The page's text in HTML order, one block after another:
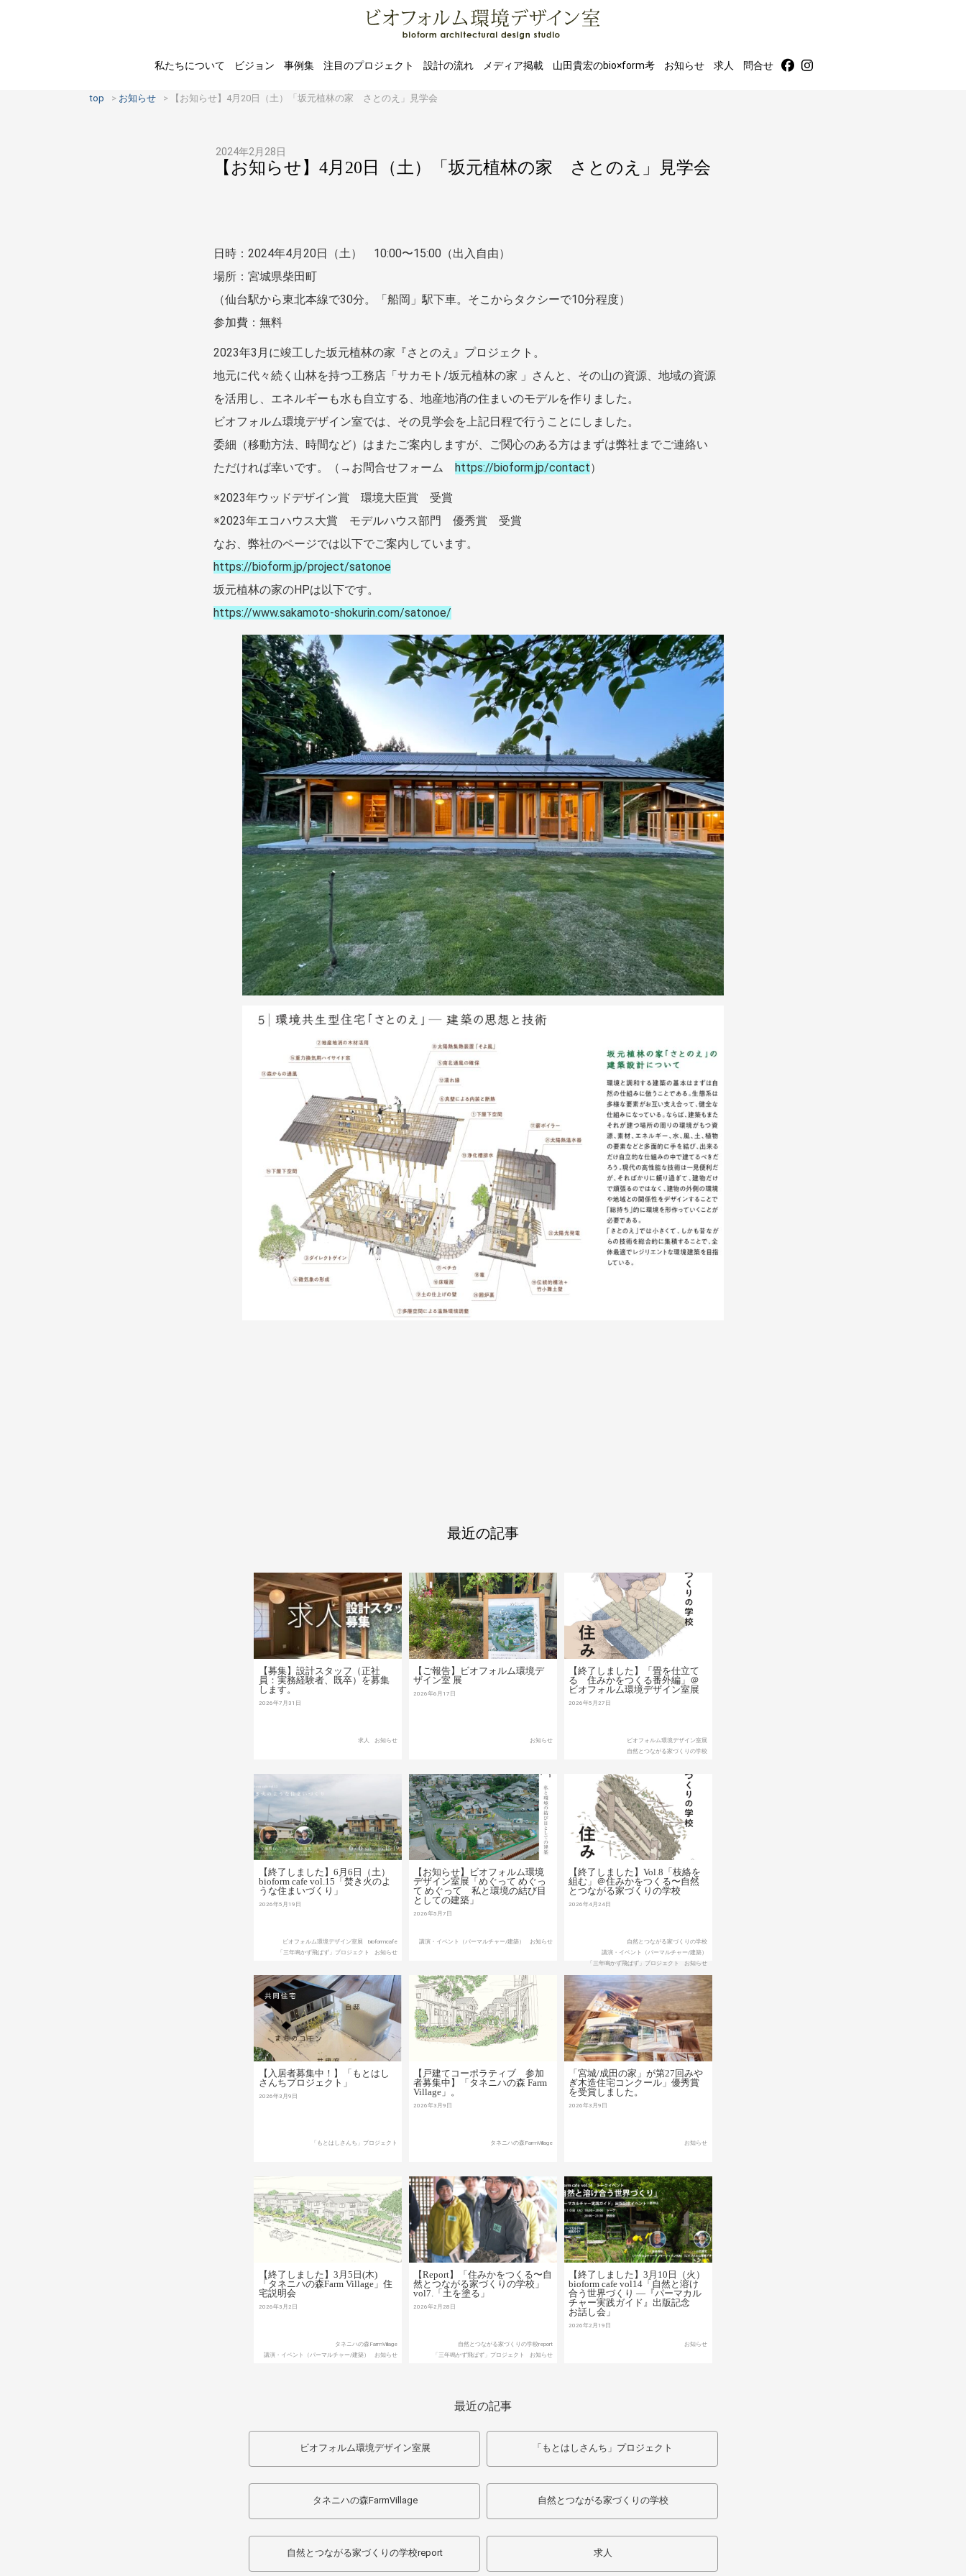
私たちについて ビジョン 事例集 注目のプロジェクト 設計の流れ メディア掲載 山田貴宏のbio×form考 お知らせ 求人 問合せ
top お知らせ 【お知らせ】4月20日（土）「坂元植林の家 さとのえ」見学会
2024年2月28日
【お知らせ】4月20日（土）「坂元植林の家 さとのえ」見学会
日時：2024年4月20日（土） 10:00〜15:00（出入自由）
場所：宮城県柴田町
（仙台駅から東北本線で30分。「船岡」駅下車。そこからタクシーで10分程度）
参加費：無料
2023年3月に竣工した坂元植林の家『さとのえ』プロジェクト。
地元に代々続く山林を持つ工務店「サカモト/坂元植林の家 」さんと、その山の資源、地域の資源
を活用し、エネルギーも水も自立する、地産地消の住まいのモデルを作りました。
ビオフォルム環境デザイン室では、その見学会を上記日程で行うことにしました。
委細（移動方法、時間など）はまたご案内しますが、ご関心のある方はまずは弊社までご連絡い
ただければ幸いです。（→お問合せフォーム https://bioform.jp/contact）
※2023年ウッドデザイン賞 環境大臣賞 受賞
※2023年エコハウス大賞 モデルハウス部門 優秀賞 受賞
なお、弊社のページでは以下でご案内しています。
https://bioform.jp/project/satonoe
坂元植林の家のHPは以下です。
https://www.sakamoto-shokurin.com/satonoe/
最近の記事
【募集】設計スタッフ（正社
員：実務経験者、既卒）を募集
します。
2026年7月31日
求人 お知らせ
【ご報告】ビオフォルム環境デ
ザイン室 展
2026年6月17日
お知らせ
【終了しました】「畳を仕立て
る 住みかをつくる番外編」＠
ビオフォルム環境デザイン室展
2026年5月27日
ビオフォルム環境デザイン室展
自然とつながる家づくりの学校
【終了しました】6月6日（土）
bioform cafe vol.15「焚き火のよ
うな住まいづくり」
2026年5月19日
ビオフォルム環境デザイン室展
bioformcafe
「三年鳴かず飛ばず」プロジェクト
お知らせ
【お知らせ】ビオフォルム環境
デザイン室展「めぐって めぐっ
て めぐって 私と環境の結び目
としての建築」
2026年5月7日
講演・イベント（パーマルチャー/建築） お知らせ
【終了しました】Vol.8「枝絡を
組む」＠住みかをつくる〜自然
とつながる家づくりの学校
2026年4月24日
自然とつながる家づくりの学校
講演・イベント（パーマルチャー/建築）
「三年鳴かず飛ばず」プロジェクト
お知らせ
【入居者募集中！】「もとはし
さんちプロジェクト」
2026年3月9日
「もとはしさんち」プロジェクト
【戸建てコーポラティブ 参加
者募集中】「タネニハの森 Farm
Village」。
2026年3月9日
タネニハの森FarmVillage
「宮城/成田の家」が第27回みや
ぎ木造住宅コンクール」優秀賞
を受賞しました。
2026年3月9日
お知らせ
【終了しました】3月5日(木)
「タネニハの森Farm Village」住
宅説明会
2026年3月2日
タネニハの森FarmVillage
講演・イベント（パーマルチャー/建築）
お知らせ
【Report】「住みかをつくる〜自
然とつながる家づくりの学校」
vol7.「土を塗る」
2026年2月28日
自然とつながる家づくりの学校report
「三年鳴かず飛ばず」プロジェクト
お知らせ
【終了しました】3月10日（火）
bioform cafe vol14「自然と溶け
合う世界づくり ―『パーマカル
チャー実践ガイド』出版記念
お話し会」
2026年2月19日
お知らせ
最近の記事
ビオフォルム環境デザイン室展 「もとはしさんち」プロジェクト
タネニハの森FarmVillage 自然とつながる家づくりの学校
自然とつながる家づくりの学校report 求人